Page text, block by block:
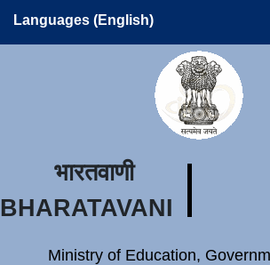
Languages (English)
भारतवाणी
BHARATAVANI
Ministry of Education,